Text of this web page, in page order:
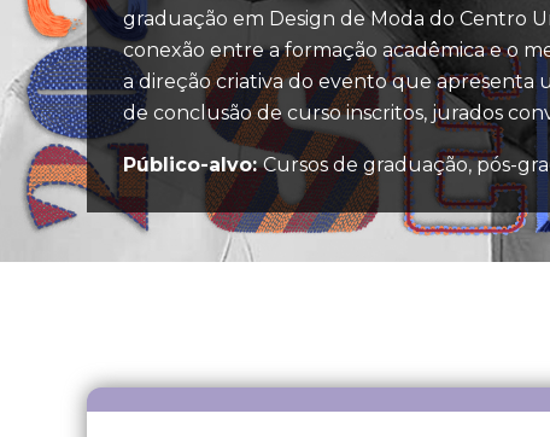
graduação em Design de Moda do Centro
conexão entre a formação acadêmica e o
a direção criativa do evento que apresenta
de conclusão de curso inscritos, jurados
Público-alvo:Cursos de graduação, pós-